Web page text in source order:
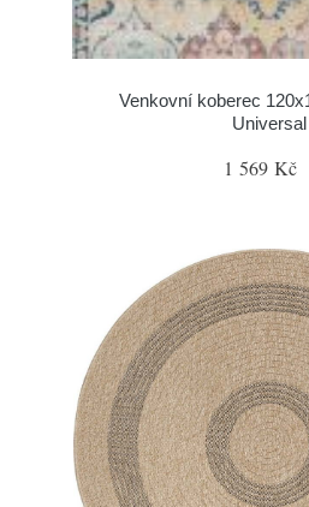
Venkovní koberec
Universal
1 569 Kč